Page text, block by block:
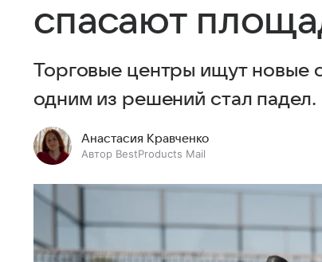
спасают
Торговые центры ищут новые
одним из решений стал падел.
Анастасия Кравченко
Автор BestProducts Mail